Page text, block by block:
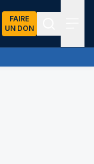
FAIRE
UN DON
ternissant plus ou